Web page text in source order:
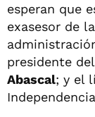
esperan que
exasesor de
presidente
Abascal; y el